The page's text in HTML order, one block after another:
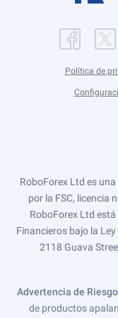
Política de
RoboForex Ltd es
por la FSC, licencia
RoboForex Ltd
Financieros bajo la
2118 Guava
Advertencia de Riesgo
de productos